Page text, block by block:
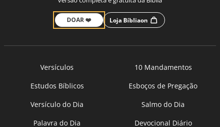
DOAR ❤️ Loja Bíbliaon
Versículos
10 Mandamentos
Estudos Bíblicos
Esboços de Pregação
Versículo do Dia
Salmo do Dia
Palavra do Dia
Devocional Diário